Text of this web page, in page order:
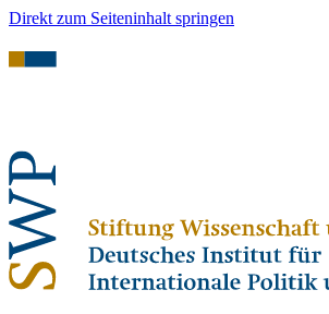
Direkt zum Seiteninhalt springen